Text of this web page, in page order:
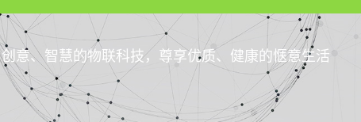
创意、智慧的物联科技，尊享优质、健康的惬意生活